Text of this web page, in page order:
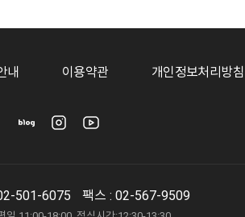
내 이용약관 개인정보처리방침
501-6075 팩스 : 02-567-9509